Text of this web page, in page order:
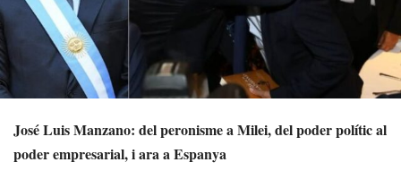
José Luis Manzano: del peronisme a Milei, del poder polític al
poder empresarial, i ara a Espanya